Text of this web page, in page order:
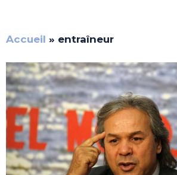
Accueil » entraîneur